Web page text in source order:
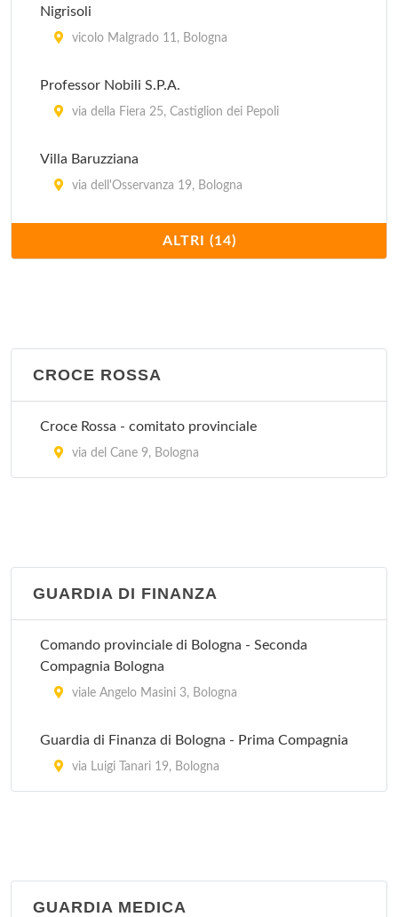
Nigrisoli
vicolo Malgrado 11, Bologna
Professor Nobili S.P.A.
via della Fiera 25, Castiglion dei Pepoli
Villa Baruzziana
via dell'Osservanza 19, Bologna
via Bellombra 24, Bologna
Villa Erbosa
Villa Laura
via Emilia Levante 137, Bologna
Villa Torri
ALTRI (14)
CROCE ROSSA
Croce Rossa - comitato provinciale
via del Cane 9, Bologna
GUARDIA DI FINANZA
Comando provinciale di Bologna - Seconda
Compagnia Bologna
viale Angelo Masini 3, Bologna
Guardia di Finanza di Bologna - Prima Compagnia
via Luigi Tanari 19, Bologna
GUARDIA MEDICA